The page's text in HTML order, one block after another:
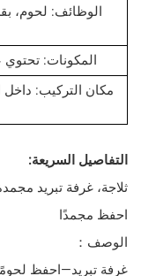
لحوم، بقر، خنزير،
تحتوي على جميع
داخل المبنى/
مبنى من
تبريد مجمدة
لحومًا مجمدة،